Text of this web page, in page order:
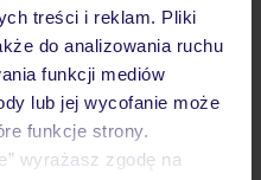
treści i reklam. Pliki
do analizowania ruchu
funkcji mediów
lub jej wycofanie może
funkcje strony.
wyrażasz zgodę na
TUI?
karty